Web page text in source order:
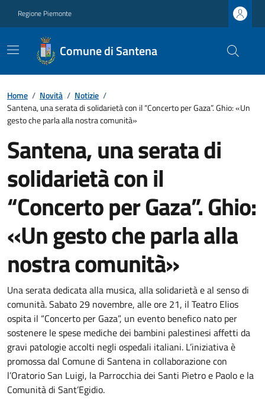
Regione Piemonte
Comune di Santena
Home / Novità / Notizie /
Santena, una serata di solidarietà con il “Concerto per Gaza”. Ghio: «Un
gesto che parla alla nostra comunità»
Santena, una serata di
solidarietà con il
“Concerto per Gaza”. Ghio:
«Un gesto che parla alla
nostra comunità»
Una serata dedicata alla musica, alla solidarietà e al senso di
comunità. Sabato 29 novembre, alle ore 21, il Teatro Elios
ospita il “Concerto per Gaza”, un evento benefico nato per
sostenere le spese mediche dei bambini palestinesi affetti da
gravi patologie accolti negli ospedali italiani. L’iniziativa è
promossa dal Comune di Santena in collaborazione con
l’Oratorio San Luigi, la Parrocchia dei Santi Pietro e Paolo e la
Comunità di Sant’Egidio.